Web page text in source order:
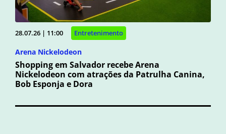
28.07.26 | 11:00 Entretenimento
Arena Nickelodeon
Shopping em Salvador recebe Arena
Nickelodeon com atrações da Patrulha Canina,
Bob Esponja e Dora